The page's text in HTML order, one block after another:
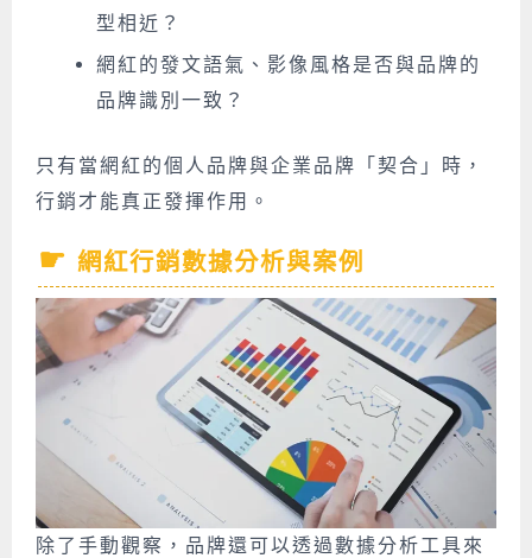
型相近？
網紅的發文語氣、影像風格是否與品牌的
品牌識別一致？
只有當網紅的個人品牌與企業品牌「契合」時，
行銷才能真正發揮作用。
網紅行銷數據分析與案例
除了手動觀察，品牌還可以透過數據分析工具來